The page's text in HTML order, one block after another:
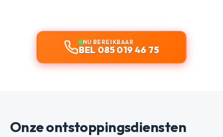
NU BEREIKBAAR
BEL 085 019 46 75
Onze ontstoppingsdiensten